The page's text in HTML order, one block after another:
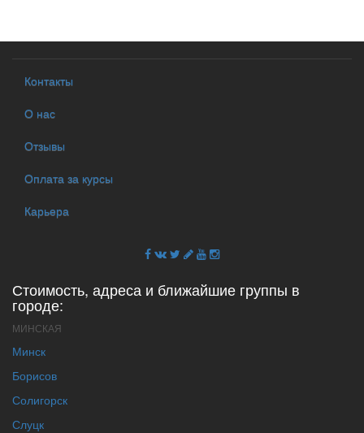
Контакты
О нас
Отзывы
Оплата за курсы
Карьера
Стоимость, адреса и ближайшие группы в
городе:
МИНСКАЯ
Минск
Борисов
Солигорск
Слуцк